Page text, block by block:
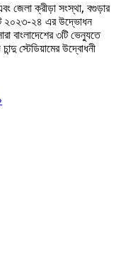
জেলা ক্রীড়া সংস্থা, বগুড়ার
২০২৩-২৪ এর উদ্ভোধন
বাংলাদেশের ৩টি ভেন্যুতে
স্টেডিয়ামের উদ্বোধনী